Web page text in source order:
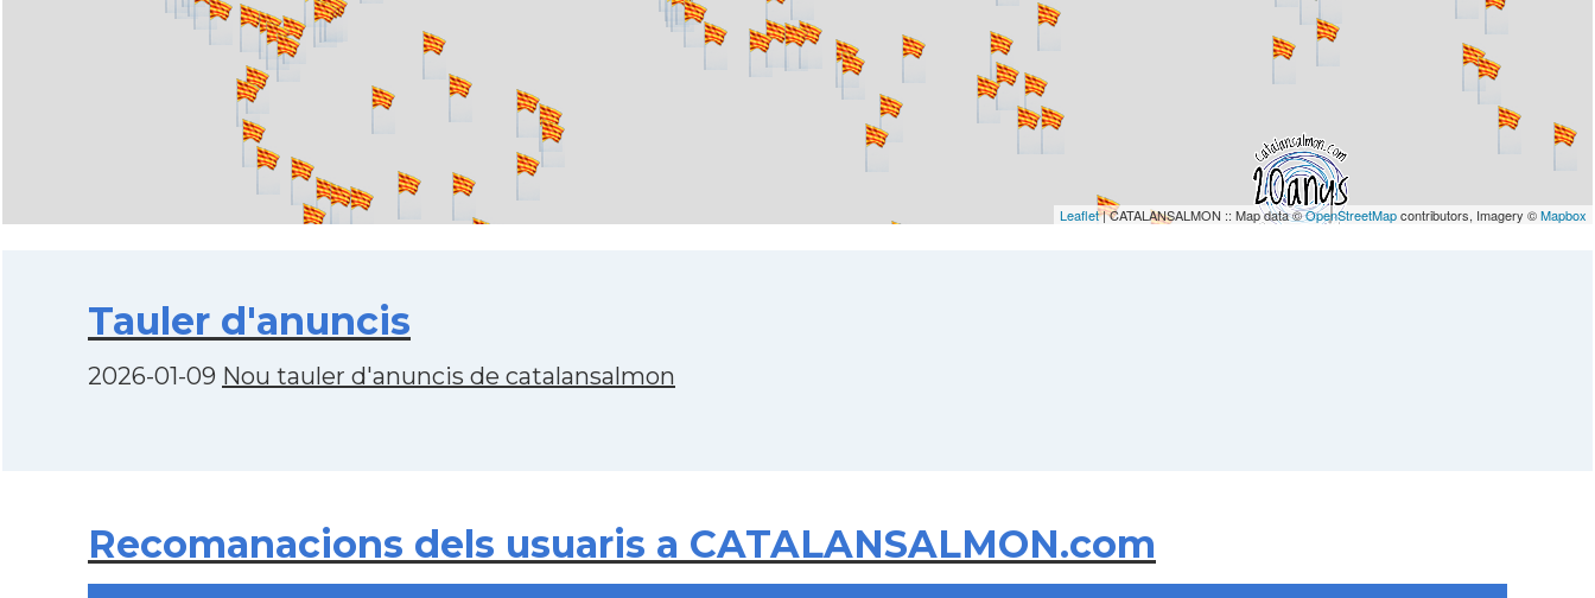
Leaflet| CATALANSALMON :: Map data ©OpenStreetMapcontributors, Imagery ©Mapbox
Tauler d'anuncis
2026-01-09 Nou tauler d'anuncis de catalansalmon
Recomanacions dels usuaris a CATALANSALMON.com